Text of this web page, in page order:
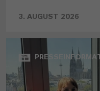
3. AUGUST 2026